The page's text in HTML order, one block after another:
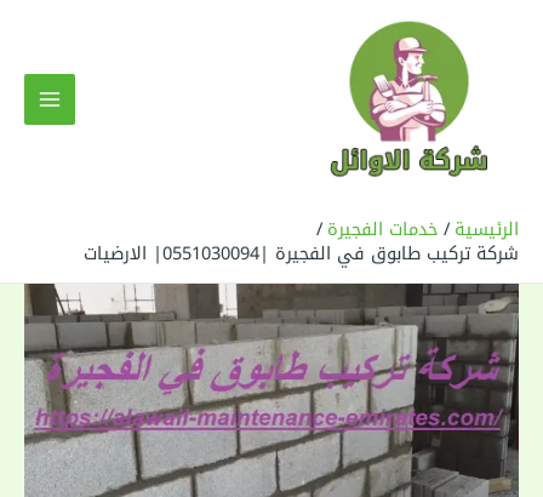
الرئيسية خدمات الفجيرة
شركة تركيب طابوق في الفجيرة |0551030094| الارضيات